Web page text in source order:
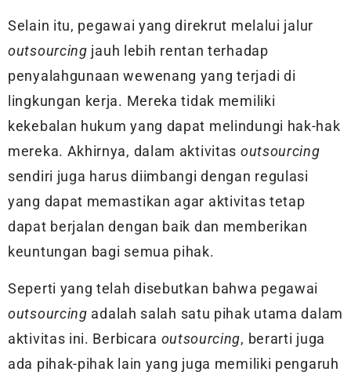
Selain itu, pegawai yang direkrut melalui jalur
outsourcing jauh lebih rentan terhadap
penyalahgunaan wewenang yang terjadi di
lingkungan kerja. Mereka tidak memiliki
kekebalan hukum yang dapat melindungi hak-hak
mereka. Akhirnya, dalam aktivitas outsourcing
sendiri juga harus diimbangi dengan regulasi
yang dapat memastikan agar aktivitas tetap
dapat berjalan dengan baik dan memberikan
keuntungan bagi semua pihak.
Seperti yang telah disebutkan bahwa pegawai
outsourcing adalah salah satu pihak utama dalam
aktivitas ini. Berbicara outsourcing, berarti juga
ada pihak-pihak lain yang juga memiliki pengaruh